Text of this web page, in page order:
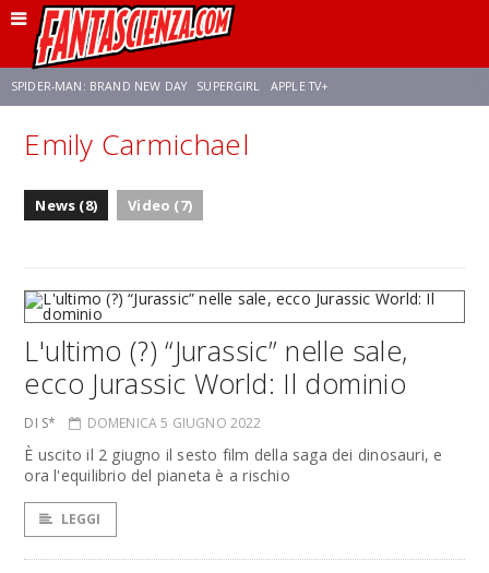
SPIDER-MAN: BRAND NEW DAY SUPERGIRL APPLE TV+
FRANCO RICCIARDIELLO ZENDAYA AVENGERS: DOOMSDAY
Emily Carmichael
News (8) Video (7)
L'ultimo (?) “Jurassic” nelle sale,
ecco Jurassic World: Il dominio
DI S* DOMENICA 5 GIUGNO 2022
È uscito il 2 giugno il sesto film della saga dei dinosauri, e
ora l'equilibrio del pianeta è a rischio
LEGGI